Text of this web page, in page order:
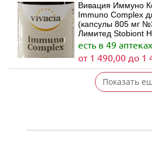
Вивация Иммуно
Immuno Complex
(капсулы 805 мг
Лимитед Stobiont
есть в 49 аптеках
от 1 490,00 до 1
Показать